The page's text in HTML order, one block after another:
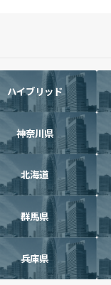
ハイブリッド
神奈川県
北海道
群馬県
兵庫県